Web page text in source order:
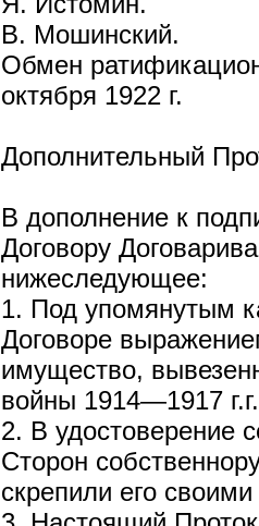
В. Мошинский.
Обмен
октября 1922 г.
Дополнительный
В дополнение к
Договору
нижеследующее:
1. Под упомянутым
Договоре
имущество,
войны 1914—1917 г.г.
2. В удостоверение
Сторон
скрепили его